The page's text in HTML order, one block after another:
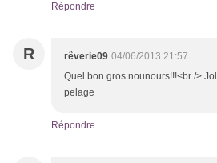
Répondre
R rêverie09 04/06/2013 21:57
Quel bon gros nounours!!!<br />
pelage
Répondre